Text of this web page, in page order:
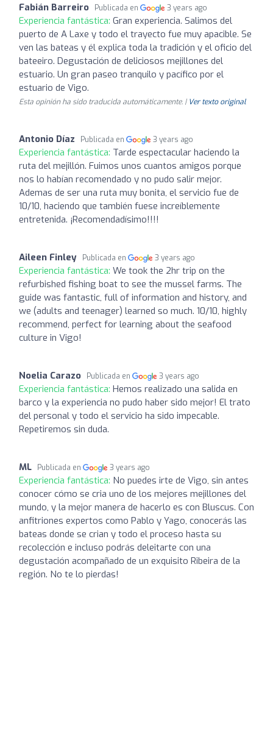
Fabián Barreiro Publicada en 3 years ago
Experiencia fantástica: Gran experiencia. Salimos del
puerto de A Laxe y todo el trayecto fue muy apacible. Se
ven las bateas y él explica toda la tradición y el oficio del
bateeiro. Degustación de deliciosos mejillones del
estuario. Un gran paseo tranquilo y pacífico por el
estuario de Vigo.
Esta opinión ha sido traducida automáticamente. | Ver texto original
Antonio Díaz Publicada en 3 years ago
Experiencia fantástica: Tarde espectacular haciendo la
ruta del mejillón. Fuimos unos cuantos amigos porque
nos lo habían recomendado y no pudo salir mejor.
Ademas de ser una ruta muy bonita, el servicio fue de
10/10, haciendo que también fuese increíblemente
entretenida. ¡Recomendadísimo!!!!
Aileen Finley Publicada en 3 years ago
Experiencia fantástica: We took the 2hr trip on the
refurbished fishing boat to see the mussel farms. The
guide was fantastic, full of information and history, and
we (adults and teenager) learned so much. 10/10, highly
recommend, perfect for learning about the seafood
culture in Vigo!
Noelia Carazo Publicada en 3 years ago
Experiencia fantástica: Hemos realizado una salida en
barco y la experiencia no pudo haber sido mejor! El trato
del personal y todo el servicio ha sido impecable.
Repetiremos sin duda.
ML Publicada en 3 years ago
Experiencia fantástica: No puedes irte de Vigo, sin antes
conocer cómo se cria uno de los mejores mejillones del
mundo, y la mejor manera de hacerlo es con Bluscus. Con
anfitriones expertos como Pablo y Yago, conocerás las
bateas donde se crian y todo el proceso hasta su
recolección e incluso podrás deleitarte con una
degustación acompañado de un exquisito Ribeira de la
región. No te lo pierdas!